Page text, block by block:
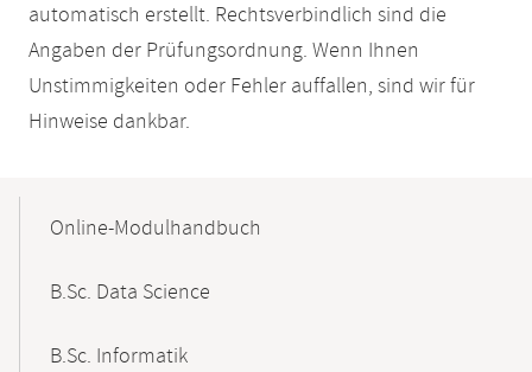
automatisch erstellt. Rechtsverbindlich sind die
Angaben der Prüfungsordnung. Wenn Ihnen
Unstimmigkeiten oder Fehler auffallen, sind wir für
Hinweise dankbar.
NavigationOnline-Modulhandbuch
B.Sc. Data Science
B.Sc. Informatik